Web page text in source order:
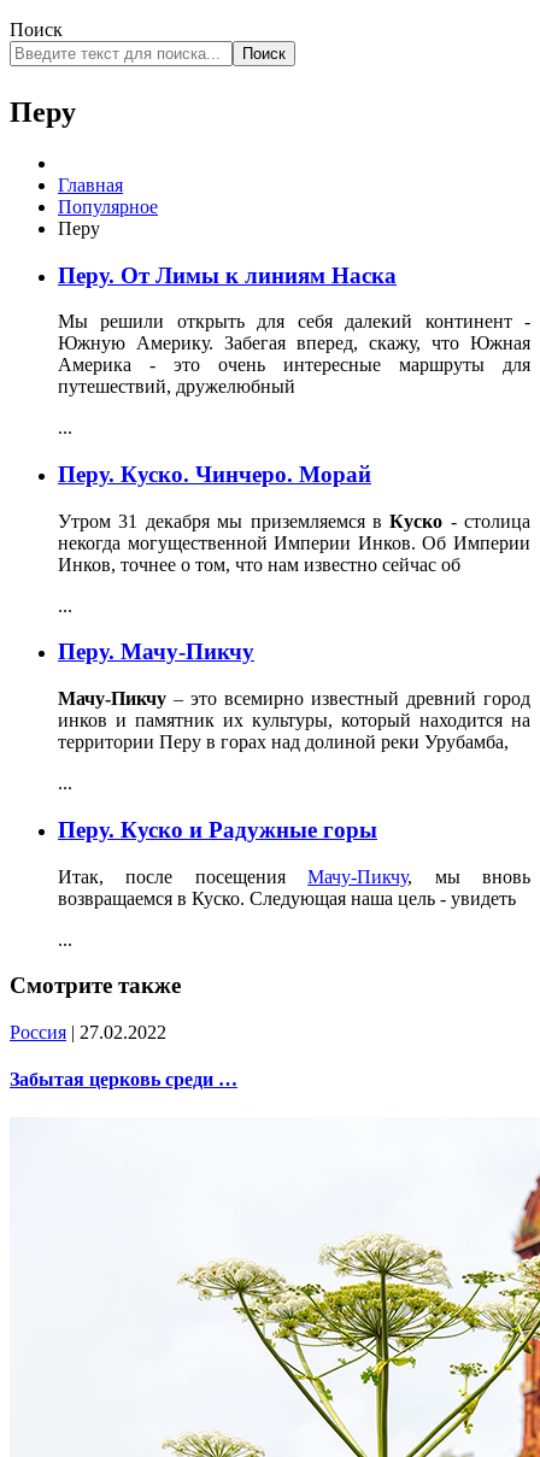
Поиск
Поиск
Перу
Главная
Популярное
Перу
Перу. От Лимы к линиям Наска
Мы решили открыть для себя далекий континент -
Южную Америку. Забегая вперед, скажу, что Южная
Америка - это очень интересные маршруты для
путешествий, дружелюбный
...
Перу. Куско. Чинчеро. Морай
Утром 31 декабря мы приземляемся вКуско - столица
некогда могущественной Империи Инков. Об Империи
Инков, точнее о том, что нам известно сейчас об
...
Перу. Мачу-Пикчу
Мачу-Пикчу – это всемирно известный древний город
инков и памятник их культуры, который находится на
территории Перу в горах над долиной реки Урубамба,
...
Перу. Куско и Радужные горы
Итак, после посещенияМачу-Пикчу, мы вновь
возвращаемся в Куско. Следующая наша цель - увидеть
...
Смотрите также
Россия | 27.02.2022
Забытая церковь среди …